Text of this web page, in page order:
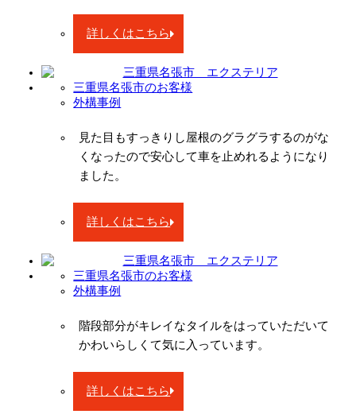
詳しくはこちら
三重県名張市のお客様
外構事例
見た目もすっきりし屋根のグラグラするのがな
くなったので安心して車を止めれるようになり
ました。
詳しくはこちら
三重県名張市のお客様
外構事例
階段部分がキレイなタイルをはっていただいて
かわいらしくて気に入っています。
詳しくはこちら